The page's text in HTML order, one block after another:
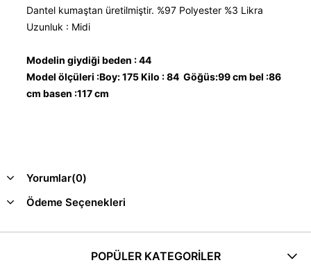
Dantel kumaştan üretilmiştir. %97 Polyester %3 Likra
Uzunluk : Midi
Modelin giydiği beden : 44
Model ölçüleri :Boy: 175 Kilo : 84 Göğüs:99 cm bel :86
cm basen :117 cm
Yorumlar(0)
Ödeme Seçenekleri
POPÜLER KATEGORİLER